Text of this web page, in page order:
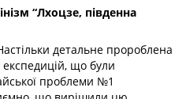
“Лхоцзе, південна
детальне пророблена
експедицій, що були
проблеми №1